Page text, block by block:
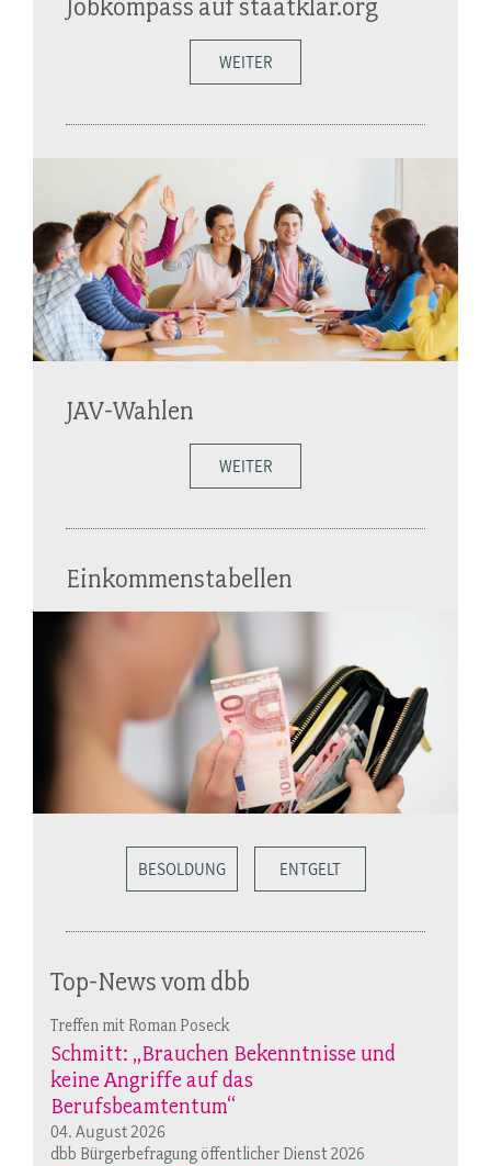
Jobkompass auf staatklar.org
WEITER
JAV-Wahlen
WEITER
Einkommenstabellen
BESOLDUNG ENTGELT
Top-News vom dbb
Treffen mit Roman Poseck
Schmitt: „Brauchen Bekenntnisse und
keine Angriffe auf das
Berufsbeamtentum“
04. August 2026
dbb Bürgerbefragung öffentlicher Dienst 2026